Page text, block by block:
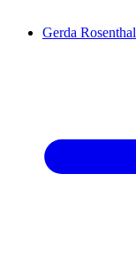
Gerda Rosenthal